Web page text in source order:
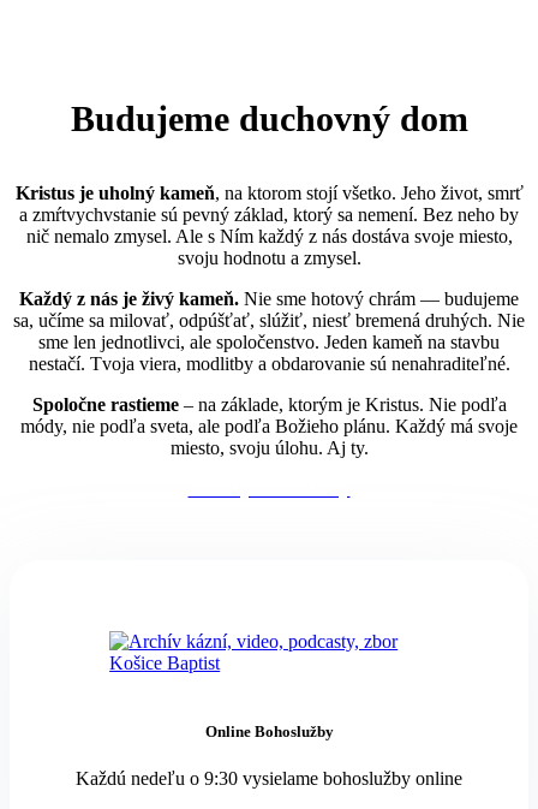
Budujeme duchovný dom
Kristus je uholný kameň, na ktorom stojí všetko. Jeho život, smrť
a zmŕtvychvstanie sú pevný základ, ktorý sa nemení. Bez neho by
nič nemalo zmysel. Ale s Ním každý z nás dostáva svoje miesto,
svoju hodnotu a zmysel.
Každý z nás je živý kameň. Nie sme hotový chrám — budujeme
sa, učíme sa milovať, odpúšťať, slúžiť, niesť bremená druhých. Nie
sme len jednotlivci, ale spoločenstvo. Jeden kameň na stavbu
nestačí. Tvoja viera, modlitby a obdarovanie sú nenahraditeľné.
Spoločne rastieme– na základe, ktorým je Kristus. Nie podľa
módy, nie podľa sveta, ale podľa Božieho plánu. Každý má svoje
miesto, svoju úlohu. Aj ty.
Online Bohoslužby
Každú nedeľu o 9:30 vysielame bohoslužby online